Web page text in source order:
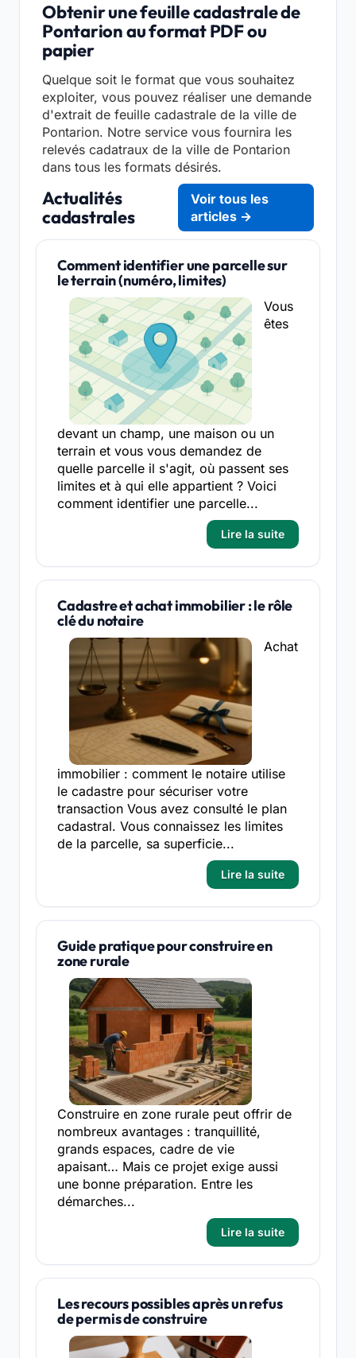
Obtenir une feuille cadastrale de
Pontarion au format PDF ou
papier
Quelque soit le format que vous souhaitez
exploiter, vous pouvez réaliser une demande
d'extrait de feuille cadastrale de la ville de
Pontarion. Notre service vous fournira les
relevés cadatraux de la ville de Pontarion
dans tous les formats désirés.
Actualités
cadastrales
Voir tous les
articles →
Comment identifier une parcelle sur
le terrain (numéro, limites)
Vous
êtes
devant un champ, une maison ou un
terrain et vous vous demandez de
quelle parcelle il s'agit, où passent ses
limites et à qui elle appartient ? Voici
comment identifier une parcelle...
Lire la suite
Cadastre et achat immobilier : le rôle
clé du notaire
Achat
immobilier : comment le notaire utilise
le cadastre pour sécuriser votre
transaction Vous avez consulté le plan
cadastral. Vous connaissez les limites
de la parcelle, sa superficie...
Lire la suite
Guide pratique pour construire en
zone rurale
Construire en zone rurale peut offrir de
nombreux avantages : tranquillité,
grands espaces, cadre de vie
apaisant… Mais ce projet exige aussi
une bonne préparation. Entre les
démarches...
Lire la suite
Les recours possibles après un refus
de permis de construire